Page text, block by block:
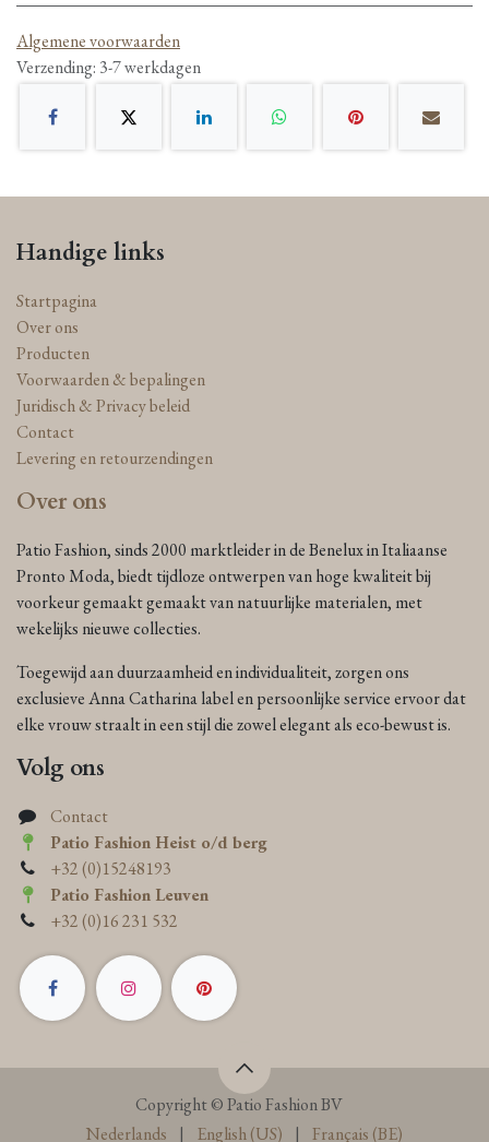
Algemene voorwaarden
Verzending: 3-7 werkdagen
Handige links
Startpagina
Over ons
Producten
Voorwaarden & bepalingen
Juridisch & Privacy beleid
Contact
Levering en retourzendingen
Over ons
Patio Fashion, sinds 2000 marktleider in de Benelux in Italiaanse
Pronto Moda, biedt tijdloze ontwerpen van hoge kwaliteit bij
voorkeur gemaakt gemaakt van natuurlijke materialen, met
wekelijks nieuwe collecties.
Toegewijd aan duurzaamheid en individualiteit, zorgen ons
exclusieve Anna Catharina label en persoonlijke service ervoor dat
elke vrouw straalt in een stijl die zowel elegant als eco-bewust is.
Volg ons
Contact
Patio Fashion Heist o/d berg
+32 (0)15248193
Patio Fashion Leuven
+32 (0)16 231 532
Copyright © Patio Fashion BV
Nederlands
| English (US) | Français (BE)